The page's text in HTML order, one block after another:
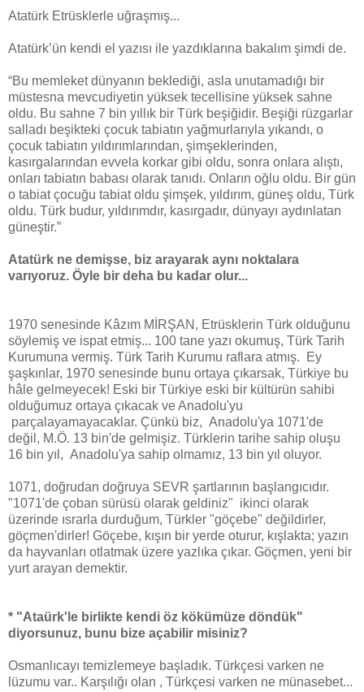
Atatürk Etrüsklerle uğraşmış...
Atatürk’ün kendi el yazısı ile yazdıklarına bakalım şimdi de.
“Bu memleket dünyanın beklediği, asla unutamadığı bir
müstesna mevcudiyetin yüksek tecellisine yüksek sahne
oldu. Bu sahne 7 bin yıllık bir Türk beşiğidir. Beşiği rüzgarlar
salladı beşikteki çocuk tabiatın yağmurlarıyla yıkandı, o
çocuk tabiatın yıldırımlarından, şimşeklerinden,
kasırgalarından evvela korkar gibi oldu, sonra onlara alıştı,
onları tabiatın babası olarak tanıdı. Onların oğlu oldu. Bir gün
o tabiat çocuğu tabiat oldu şimşek, yıldırım, güneş oldu, Türk
oldu. Türk budur, yıldırımdır, kasırgadır, dünyayı aydınlatan
güneştir.”
Atatürk ne demişse, biz arayarak aynı noktalara
varıyoruz. Öyle bir deha bu kadar olur...
1970 senesinde Kâzım MİRŞAN, Etrüsklerin Türk olduğunu
söylemiş ve ispat etmiş... 100 tane yazı okumuş, Türk Tarih
Kurumuna vermiş. Türk Tarih Kurumu raflara atmış. Ey
şaşkınlar, 1970 senesinde bunu ortaya çıkarsak, Türkiye bu
hâle gelmeyecek! Eski bir Türkiye eski bir kültürün sahibi
olduğumuz ortaya çıkacak ve Anadolu'yu
parçalayamayacaklar. Çünkü biz, Anadolu'ya 1071'de
değil, M.Ö. 13 bin'de gelmişiz. Türklerin tarihe sahip oluşu
16 bin yıl, Anadolu'ya sahip olmamız, 13 bin yıl oluyor.
1071, doğrudan doğruya SEVR şartlarının başlangıcıdır.
"1071'de çoban sürüsü olarak geldiniz" ikinci olarak
üzerinde ısrarla durduğum, Türkler "göçebe" değildirler,
göçmen'dirler! Göçebe, kışın bir yerde oturur, kışlakta; yazın
da hayvanları otlatmak üzere yazlıka çıkar. Göçmen, yeni bir
yurt arayan demektir.
* "Ataürk'le birlikte kendi öz kökümüze döndük"
diyorsunuz, bunu bize açabilir misiniz?
Osmanlıcayı temizlemeye başladık. Türkçesi varken ne
lüzumu var.. Karşılığı olan , Türkçesi varken ne münasebet...